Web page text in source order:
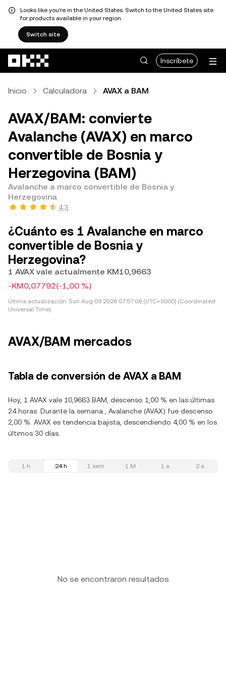
Looks like you're in the United States. Switch to the United States site
for products available in your region.
Switch site
Inscríbete
Inicio Calculadora AVAX a BAM
AVAX/BAM: convierte
Avalanche (AVAX) en marco
convertible de Bosnia y
Herzegovina (BAM)
Avalanche a marco convertible de Bosnia y
Herzegovina
4,3
¿Cuánto es 1 Avalanche en marco
convertible de Bosnia y
Herzegovina?
1 AVAX vale actualmente KM10,9663
-KM0,07792(-1,00 %)
Última actualización: Sun Aug 09 2026 07:57:08 (UTC+0000) (Coordinated
Universal Time)
AVAX/BAM mercados
Tabla de conversión de AVAX a BAM
Hoy, 1 AVAX vale 10,9663 BAM, descenso 1,00 % en las últimas
24 horas. Durante la semana , Avalanche (AVAX) fue descenso
2,00 %. AVAX es tendencia bajista, descendiendo 4,00 % en los
últimos 30 días.
1 h 24 h 1 sem 1 M 1 a 2 a
No se encontraron resultados